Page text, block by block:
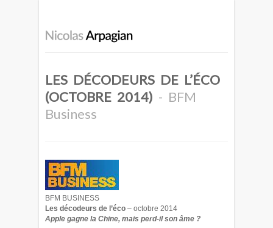
LES DÉCODEURS DE L’ÉCO
(OCTOBRE 2014) - BFM
Business
BFM BUSINESS
Les décodeurs de l’éco – octobre 2014
Apple gagne la Chine, mais perd-il son âme ?